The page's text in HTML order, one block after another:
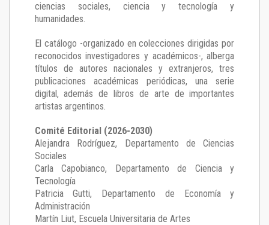
ciencias sociales, ciencia y tecnología y
humanidades.
El catálogo -organizado en colecciones dirigidas por
reconocidos investigadores y académicos-, alberga
títulos de autores nacionales y extranjeros, tres
publicaciones académicas periódicas, una serie
digital, además de libros de arte de importantes
artistas argentinos.
Comité Editorial (2026-2030)
Alejandra Rodríguez, Departamento de Ciencias
Sociales
Carla Capobianco, Departamento de Ciencia y
Tecnología
Patricia Gutti, Departamento de Economía y
Administración
Martín Liut, Escuela Universitaria de Artes